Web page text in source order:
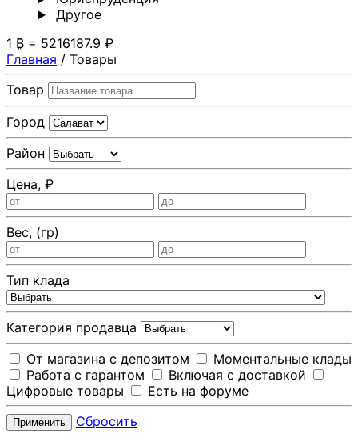
Другoе
1 ₿ = 5216187.9 ₽
Главная / Товары
Товар
Город
Район
Цена, ₽
Вес, (гр)
Тип клада
Категория продавца
От магазина с депозитом
Моментальные клады
Работа с гарантом
Включая с доставкой
Цифровые товары
Есть на форуме
Применить Сбросить